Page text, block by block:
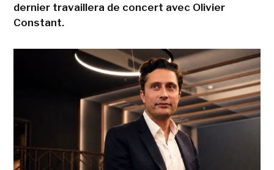
dernier travaillera de concert avec Olivier
Constant.